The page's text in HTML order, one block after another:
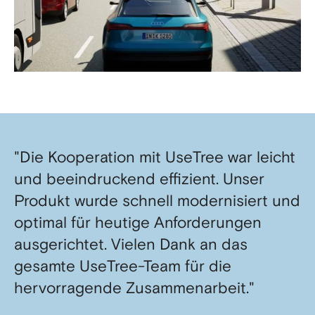
"Die Kooperation mit UseTree war leicht
und beeindruckend effizient. Unser
Produkt wurde schnell modernisiert und
optimal für heutige Anforderungen
ausgerichtet. Vielen Dank an das
gesamte UseTree-Team für die
hervorragende Zusammenarbeit."